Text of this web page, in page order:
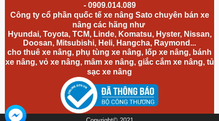
- 0909.014.089
Công ty cổ phần quốc tế xe nâng Sato chuyên bán xe
nâng các hãng như
Hyundai, Toyota, TCM, Linde, Komatsu, Hyster, Nissan,
Doosan, Mitsubishi, Heli, Hangcha, Raymond...
cho thuê xe nâng, phụ tùng xe nâng, lốp xe nâng, bánh
xe nâng, vỏ xe nâng, mâm xe nâng, giắc cắm xe nâng, tủ
sạc xe nâng